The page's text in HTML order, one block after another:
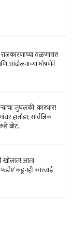
वळणावर!
आंदोलनाच्या घोषणेने
‘तुघलकी’ कारभार!
हातोडा; सार्वजिक
बोटं..
खोलात! आता
कारवाई